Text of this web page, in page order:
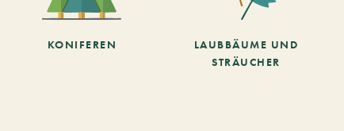
KONIFEREN
LAUBBÄUME UND
STRÄUCHER